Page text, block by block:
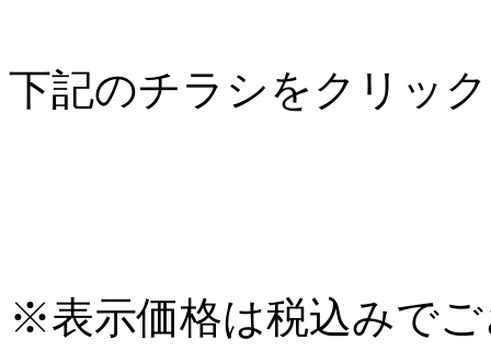
下記のチラシをクリッ
※表示価格は税込みで